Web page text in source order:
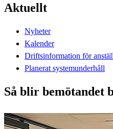
Aktuellt
Nyheter
Kalender
Driftsinformation för
Planerat systemunderhåll
Så blir bemötandet